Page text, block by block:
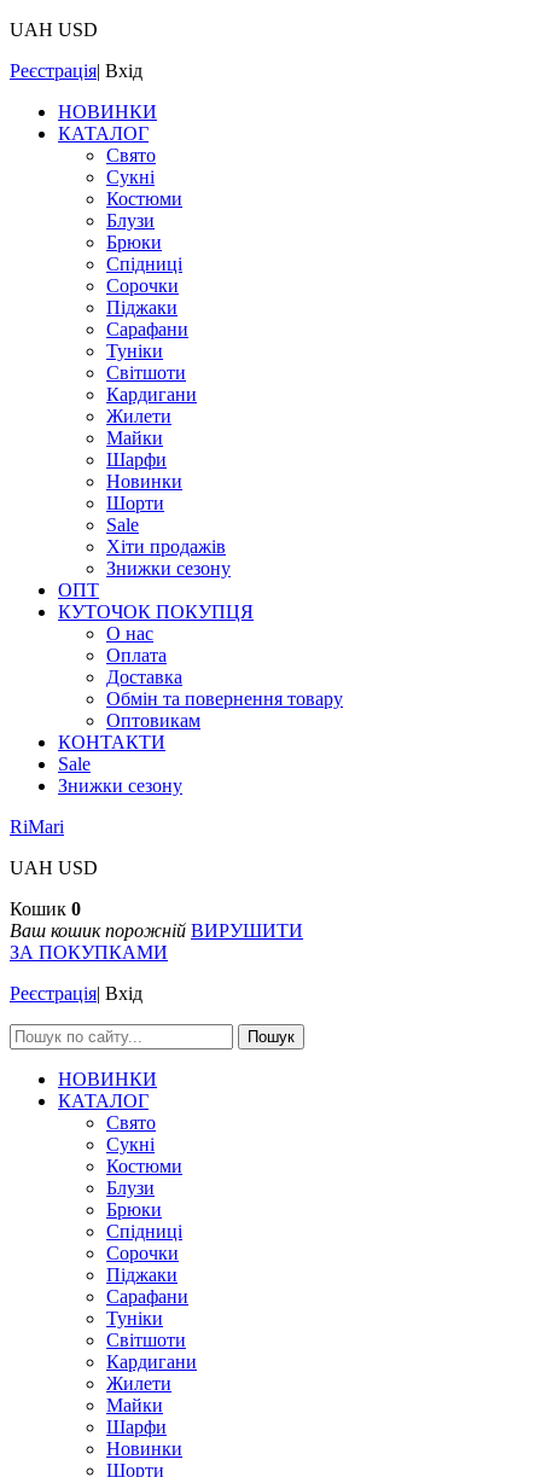
UAH USD
Реєстрація| Вхід
НОВИНКИ
КАТАЛОГ
Свято
Сукні
Костюми
Блузи
Брюки
Спідниці
Сорочки
Піджаки
Сарафани
Туніки
Світшоти
Кардигани
Жилети
Майки
Шарфи
Новинки
Шорти
Sale
Хіти продажів
Знижки сезону
ОПТ
КУТОЧОК ПОКУПЦЯ
О нас
Оплата
Доставка
Обмін та повернення товару
Оптовикам
КОНТАКТИ
Sale
Знижки сезону
RiMari
UAH USD
Кошик 0
Ваш кошик порожній ВИРУШИТИ
ЗА ПОКУПКАМИ
Реєстрація| Вхід
Пошук
НОВИНКИ
КАТАЛОГ
Свято
Сукні
Костюми
Блузи
Брюки
Спідниці
Сорочки
Піджаки
Сарафани
Туніки
Світшоти
Кардигани
Жилети
Майки
Шарфи
Новинки
Шорти